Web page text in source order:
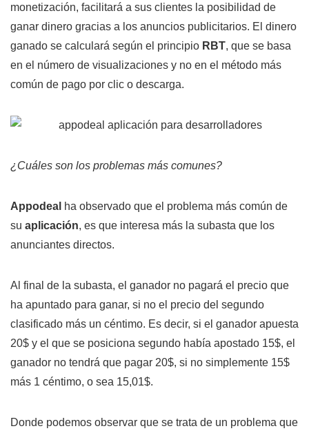
monetización, facilitará a sus clientes la posibilidad de
ganar dinero gracias a los anuncios publicitarios. El dinero
ganado se calculará según el principio RBT, que se basa
en el número de visualizaciones y no en el método más
común de pago por clic o descarga.
¿Cuáles son los problemas más comunes?
Appodeal ha observado que el problema más común de
su aplicación, es que interesa más la subasta que los
anunciantes directos.
Al final de la subasta, el ganador no pagará el precio que
ha apuntado para ganar, si no el precio del segundo
clasificado más un céntimo. Es decir, si el ganador apuesta
20$ y el que se posiciona segundo había apostado 15$, el
ganador no tendrá que pagar 20$, si no simplemente 15$
más 1 céntimo, o sea 15,01$.
Donde podemos observar que se trata de un problema que